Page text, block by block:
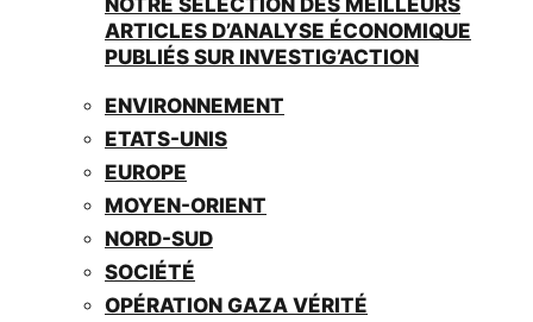
ARTICLES D’ANALYSE ÉCONOMIQUE
PUBLIÉS SUR INVESTIG’ACTION
ENVIRONNEMENT
ETATS-UNIS
EUROPE
MOYEN-ORIENT
NORD-SUD
SOCIÉTÉ
OPÉRATION GAZA VÉRITÉ